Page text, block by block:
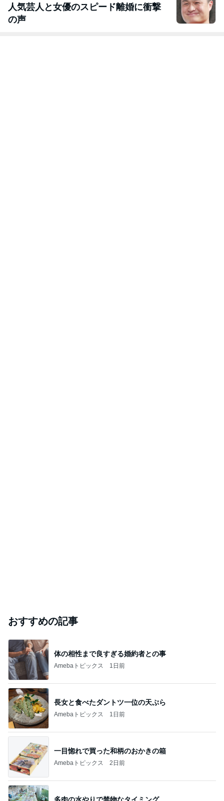
人気芸人と女優のスピード離婚に衝撃
の声
おすすめの記事
体の相性まで良すぎる婚約者との事
Amebaトピックス 1日前
長女と食べたダントツ一位の天ぷら
Amebaトピックス 1日前
一目惚れで買った和柄のおかきの箱
Amebaトピックス 2日前
多肉の水やりで禁物なタイミング